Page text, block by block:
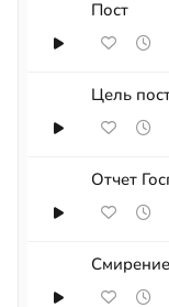
Пост
Цель
Отчет
Смирение